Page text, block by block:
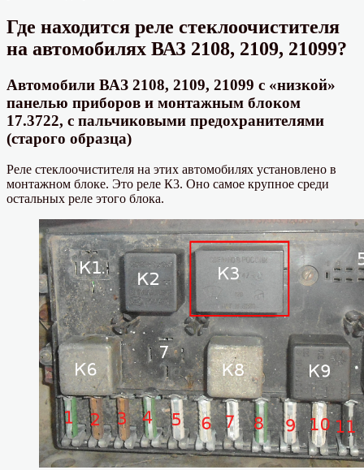
Где находится реле стеклоочистителя
на автомобилях ВАЗ 2108, 2109, 21099?
Автомобили ВАЗ 2108, 2109, 21099 с «низкой»
панелью приборов и монтажным блоком
17.3722, с пальчиковыми предохранителями
(старого образца)
Реле стеклоочистителя на этих автомобилях установлено в
монтажном блоке. Это реле К3. Оно самое крупное среди
остальных реле этого блока.